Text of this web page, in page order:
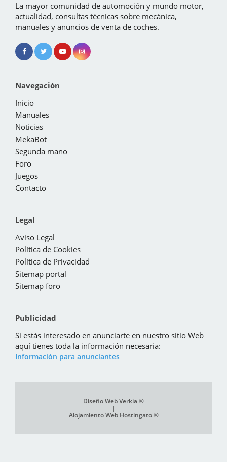
La mayor comunidad de automoción y mundo motor,
actualidad, consultas técnicas sobre mecánica,
manuales y anuncios de venta de coches.
Navegación
Inicio
Manuales
Noticias
MekaBot
Segunda mano
Foro
Juegos
Contacto
Legal
Aviso Legal
Política de Cookies
Política de Privacidad
Sitemap portal
Sitemap foro
Publicidad
Si estás interesado en anunciarte en nuestro sitio Web
aquí tienes toda la información necesaria:
Información para anunciantes
Diseño Web Verkia ®
|
Alojamiento Web Hostingato ®